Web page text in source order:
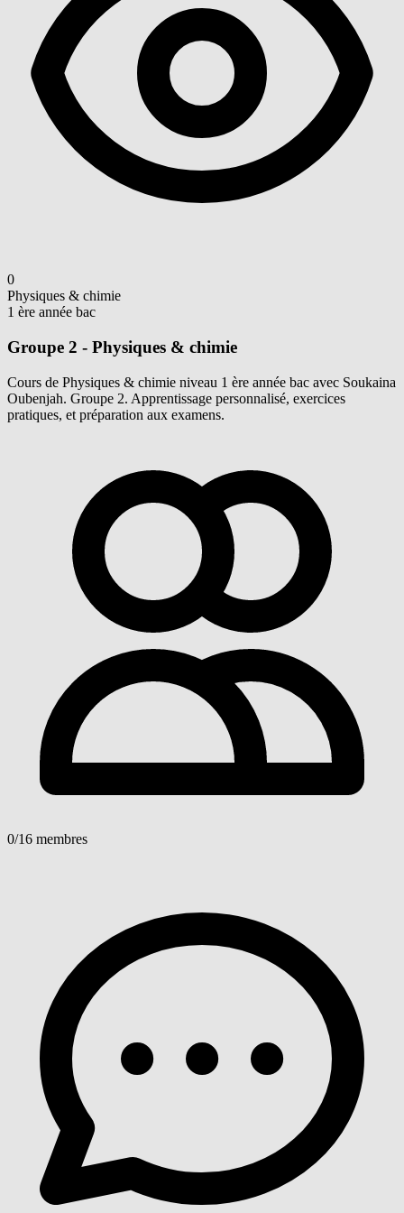
0
Physiques & chimie
1 ère année bac
Groupe 2 - Physiques & chimie
Cours de Physiques & chimie niveau 1 ère année bac avec Soukaina
Oubenjah. Groupe 2. Apprentissage personnalisé, exercices
pratiques, et préparation aux examens.
0/16 membres